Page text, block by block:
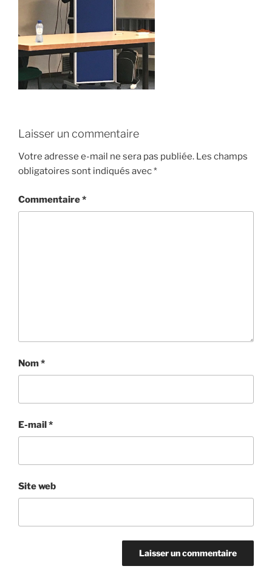
Laisser un commentaire
Votre adresse e-mail ne sera pas publiée. Les champs
obligatoires sont indiqués avec*
Commentaire*
Nom*
E-mail*
Site web